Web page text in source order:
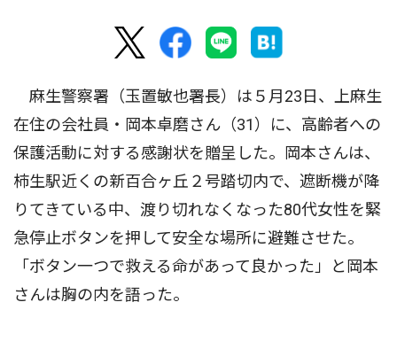
麻生警察署（玉置敏也署長）は５月23日、上麻生
在住の会社員・岡本卓磨さん（31）に、高齢者への
保護活動に対する感謝状を贈呈した。岡本さんは、
柿生駅近くの新百合ヶ丘２号踏切内で、遮断機が降
りてきている中、渡り切れなくなった80代女性を緊
急停止ボタンを押して安全な場所に避難させた。
「ボタン一つで救える命があって良かった」と岡本
さんは胸の内を語った。